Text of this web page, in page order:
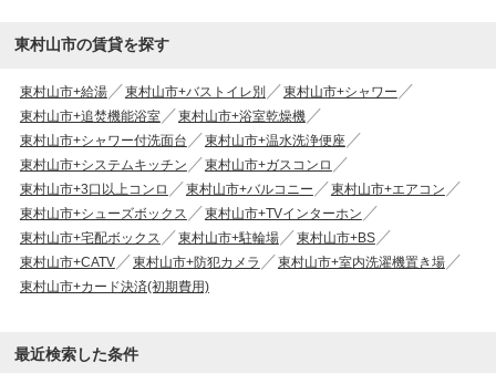
東村山市の賃貸を探す
東村山市+給湯 東村山市+バストイレ別
東村山市+シャワー
東村山市+追焚機能浴室
東村山市+浴室乾燥機
東村山市+シャワー付洗面台
東村山市+温水洗浄便座
東村山市+システムキッチン
東村山市+ガスコンロ
東村山市+3口以上コンロ
東村山市+バルコニー
東村山市+エアコン
東村山市+シューズボックス
東村山市+TVインターホン
東村山市+宅配ボックス
東村山市+駐輪場
東村山市+BS
東村山市+CATV
東村山市+防犯カメラ
東村山市+室内洗濯機置き場
東村山市+カード決済(初期費用)
最近検索した条件